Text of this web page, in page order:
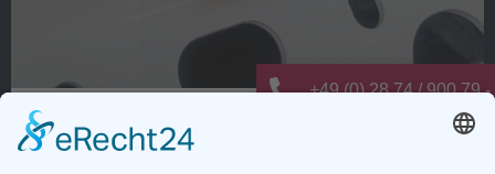
Warum dauert Ladungssicherung oft
länger als nötig?
+49 (0) 28 74 / 900 79 -